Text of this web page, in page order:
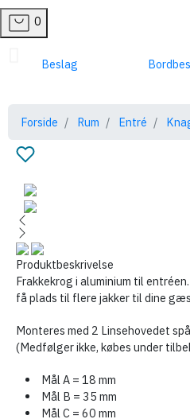
0
Beslag
Forside
Rum Entré
Produktbeskrivelse
Frakkekrog i aluminium til
få plads til flere jakker til dine
Monteres med 2 Linsehovedet
(Medfølger ikke, købes under
Mål A = 18 mm
Mål B = 35 mm
Mål C = 60 mm